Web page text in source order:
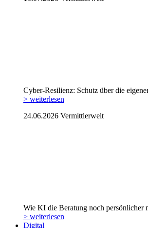
Cyber-Resilienz: Schutz über die
> weiterlesen
24.06.2026 Vermittlerwelt
Wie KI die Beratung noch persönlicher
> weiterlesen
Digital